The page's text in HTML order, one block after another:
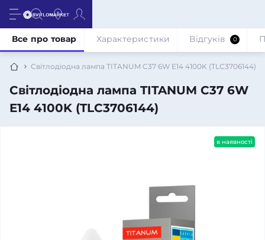
Світлодіодна лампа TITANUM C37 6W E14 4100K (TLС3706144)
Світлодіодна лампа TITANUM C37 6W
E14 4100K (TLС3706144)
Все про товар Характеристики Відгуків 0
в наявності